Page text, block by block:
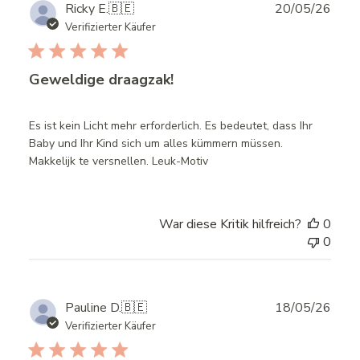
Ricky E.🇧🇪
Verifizierter Käufer
Geweldige draagzak!
Es ist kein Licht mehr erforderlich. Es bedeutet, dass Ihr
Baby und Ihr Kind sich um alles kümmern müssen.
Makkelijk te versnellen. Leuk-Motiv
20/05/26
War diese Kritik hilfreich?
0
0
Pauline D.🇧🇪
Verifizierter Käufer
18/05/26